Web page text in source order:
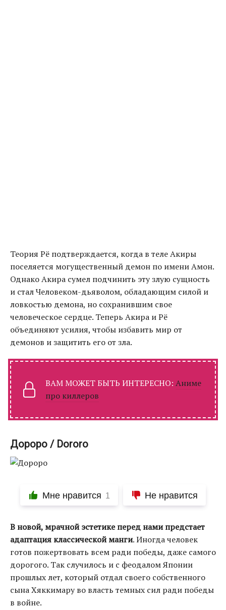
Теория Рё подтверждается, когда в теле Акиры
поселяется могущественный демон по имени Амон.
Однако Акира сумел подчинить эту злую сущность
и стал Человеком-дьяволом, обладающим силой и
ловкостью демона, но сохранившим свое
человеческое сердце. Теперь Акира и Рё
объединяют усилия, чтобы избавить мир от
демонов и защитить его от зла.
ВАМ МОЖЕТ БЫТЬ ИНТЕРЕСНО: Аниме
про киллеров
Дороро / Dororo
Мне нравится 1 Не нравится
В новой, мрачной эстетике перед нами предстает
адаптация классической манги. Иногда человек
готов пожертвовать всем ради победы, даже самого
дорогого. Так случилось и с феодалом Японии
прошлых лет, который отдал своего собственного
сына Хяккимару во власть темных сил ради победы
в войне.